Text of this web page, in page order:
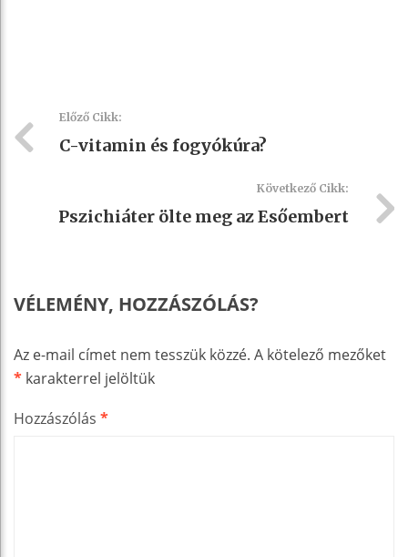
Előző Cikk:
C-vitamin és fogyókúra?
Következő Cikk:
Pszichiáter ölte meg az Esőembert
VÉLEMÉNY, HOZZÁSZÓLÁS?
Az e-mail címet nem tesszük közzé. A kötelező mezőket
* karakterrel jelöltük
Hozzászólás *